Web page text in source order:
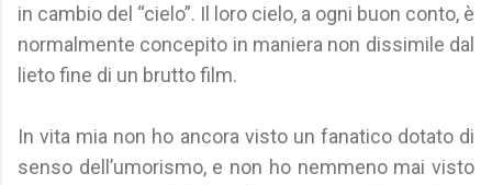
in cambio del “cielo”. Il loro cielo, a ogni buon conto, è
normalmente concepito in maniera non dissimile dal
lieto fine di un brutto film.
In vita mia non ho ancora visto un fanatico dotato di
senso dell’umorismo, e non ho nemmeno mai visto